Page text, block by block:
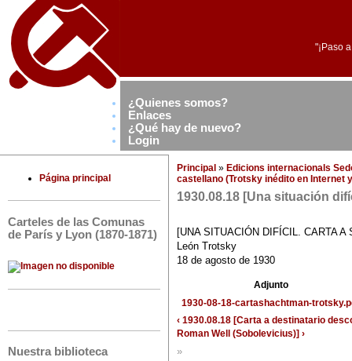
"¡Paso
¿Quienes somos?
Enlaces
¿Qué hay de nuevo?
Login
Página principal
Carteles de las Comunas
de París y Lyon (1870-1871)
Nuestra biblioteca
Principal » Edicions internacionals
castellano (Trotsky inédito en Internet
1930.08.18 [Una situación
[UNA SITUACIÓN DIFÍCIL. CARTA A
León Trotsky
18 de agosto de 1930
Adjunto
1930-08-18-cartashachtman-
‹ 1930.08.18 [Carta a destinatario
Roman Well (Sobolevicius)] ›
»